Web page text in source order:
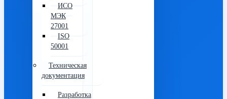
ИСО
МЭК
27001
ISO
50001
Техническая
документация
Разработка